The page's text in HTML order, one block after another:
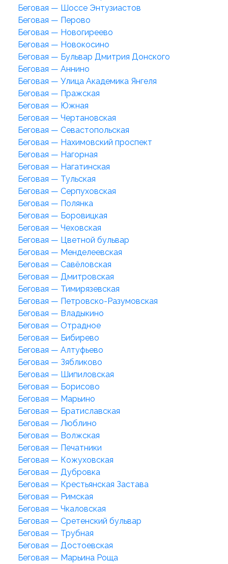
Беговая — Шоссе Энтузиастов
Беговая — Перово
Беговая — Новогиреево
Беговая — Новокосино
Беговая — Бульвар Дмитрия Донского
Беговая — Аннино
Беговая — Улица Академика Янгеля
Беговая — Пражская
Беговая — Южная
Беговая — Чертановская
Беговая — Севастопольская
Беговая — Нахимовский проспект
Беговая — Нагорная
Беговая — Нагатинская
Беговая — Тульская
Беговая — Серпуховская
Беговая — Полянка
Беговая — Боровицкая
Беговая — Чеховская
Беговая — Цветной бульвар
Беговая — Менделеевская
Беговая — Савёловская
Беговая — Дмитровская
Беговая — Тимирязевская
Беговая — Петровско-Разумовская
Беговая — Владыкино
Беговая — Отрадное
Беговая — Бибирево
Беговая — Алтуфьево
Беговая — Зябликово
Беговая — Шипиловская
Беговая — Борисово
Беговая — Марьино
Беговая — Братиславская
Беговая — Люблино
Беговая — Волжская
Беговая — Печатники
Беговая — Кожуховская
Беговая — Дубровка
Беговая — Крестьянская Застава
Беговая — Римская
Беговая — Чкаловская
Беговая — Сретенский бульвар
Беговая — Трубная
Беговая — Достоевская
Беговая — Марьина Роща